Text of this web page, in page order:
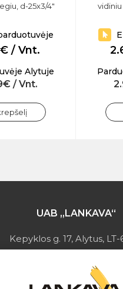
d-25x3/4"
/ Vnt.
Alytuje
/ Vnt.
vidiniu
UAB „LANKAVA“
Kepyklos g. 17, Alytus, LT-
Įmonės kodas:
PVM mokėtojo kodas:
A.s.: